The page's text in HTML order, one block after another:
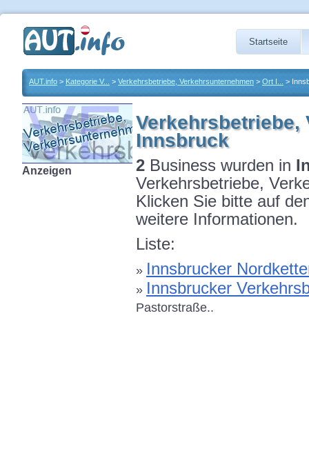
Startseite
AUT.info > Kategorie V... > Verkehrsbetriebe, Verkehrsunternehmen > Ort I... >
Anzeigen
Verkehrsbetriebe,
Innsbruck
2 Business wurden in
Verkehrsbetriebe,
Klicken Sie bitte auf
weitere Informationen.
Liste:
» Innsbrucker
» Innsbrucker
Pastorstraße..